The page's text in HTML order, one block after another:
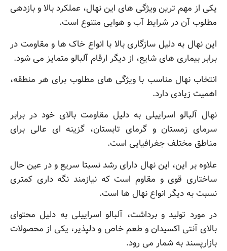
یکی از مهم ترین ویژگی های این نهال، عملکرد بالا و بازدهی
مطلوب آن در شرایط آب و هوایی متنوع است.
این نهال به دلیل سازگاری بالا با انواع خاک ها و مقاومت در
برابر بیماری های شایع، از دیگر ارقام آلبالو متمایز می شود.
انتخاب نهال مناسب با ویژگی های مطلوب برای هر منطقه،
اهمیت زیادی دارد.
نهال آلبالو اسراییلی به دلیل مقاومت بالای خود در برابر
سرمای زمستان و گرمای تابستان، گزینه ای عالی برای
مناطق مختلف جغرافیایی است.
علاوه بر این، این نهال دارای رشد نسبتا سریع و در عین حال
ساختاری قوی و مقاوم است که نیازمند نگه داری کمتری
نسبت به دیگر انواع نهال ها است.
در مورد تولید و برداشت، آلبالو اسراییلی به دلیل محتوای
بالای آنتی اکسیدان و طعم خاص و دلپذیر، یکی از محصولات
بازارپسند به شمار می رود.